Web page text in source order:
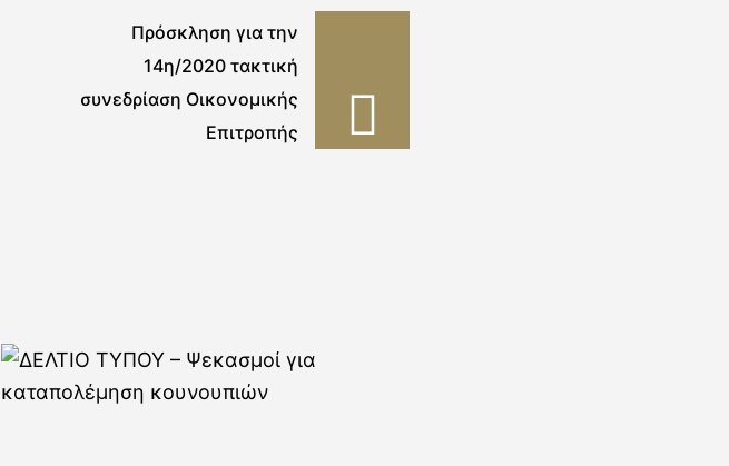
Πρόσκληση για την
14η/2020 τακτική
συνεδρίαση Οικονομικής
Επιτροπής